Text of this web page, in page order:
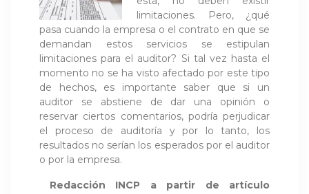
limitaciones. Pero, ¿qué
pasa cuando la empresa o el contrato en que se
demandan estos servicios se estipulan
limitaciones para el auditor? Si tal vez hasta el
momento no se ha visto afectado por este tipo
de hechos, es importante saber que si un
auditor se abstiene de dar una opinión o
reservar ciertos comentarios, podría perjudicar
el proceso de auditoría y por lo tanto, los
resultados no serían los esperados por el auditor
o por la empresa.
Redacción INCP a partir de artículo